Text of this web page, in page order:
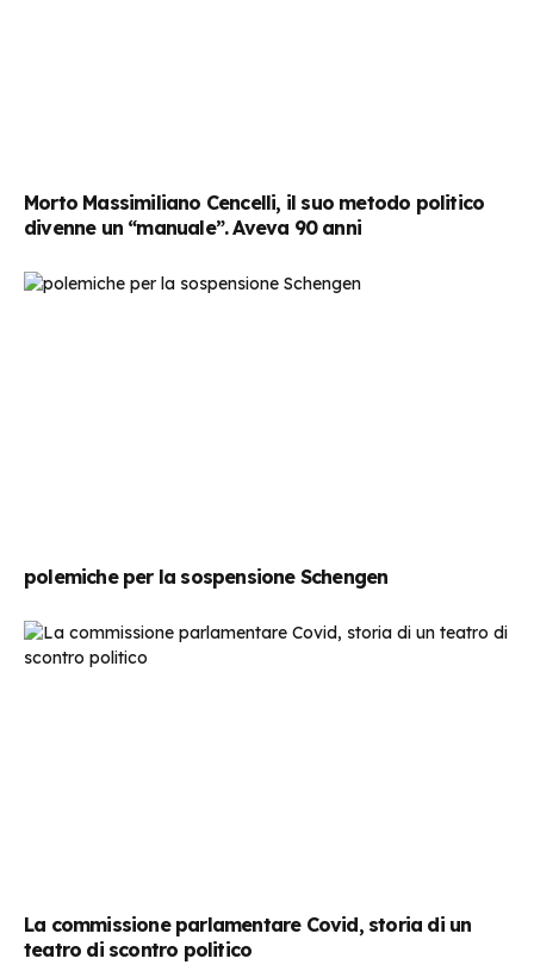
Morto Massimiliano Cencelli, il suo metodo politico
divenne un “manuale”. Aveva 90 anni
polemiche per la sospensione Schengen
La commissione parlamentare Covid, storia di un
teatro di scontro politico